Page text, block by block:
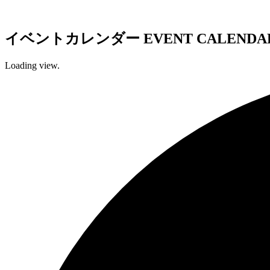
イベントカレンダー EVENT
Loading view.